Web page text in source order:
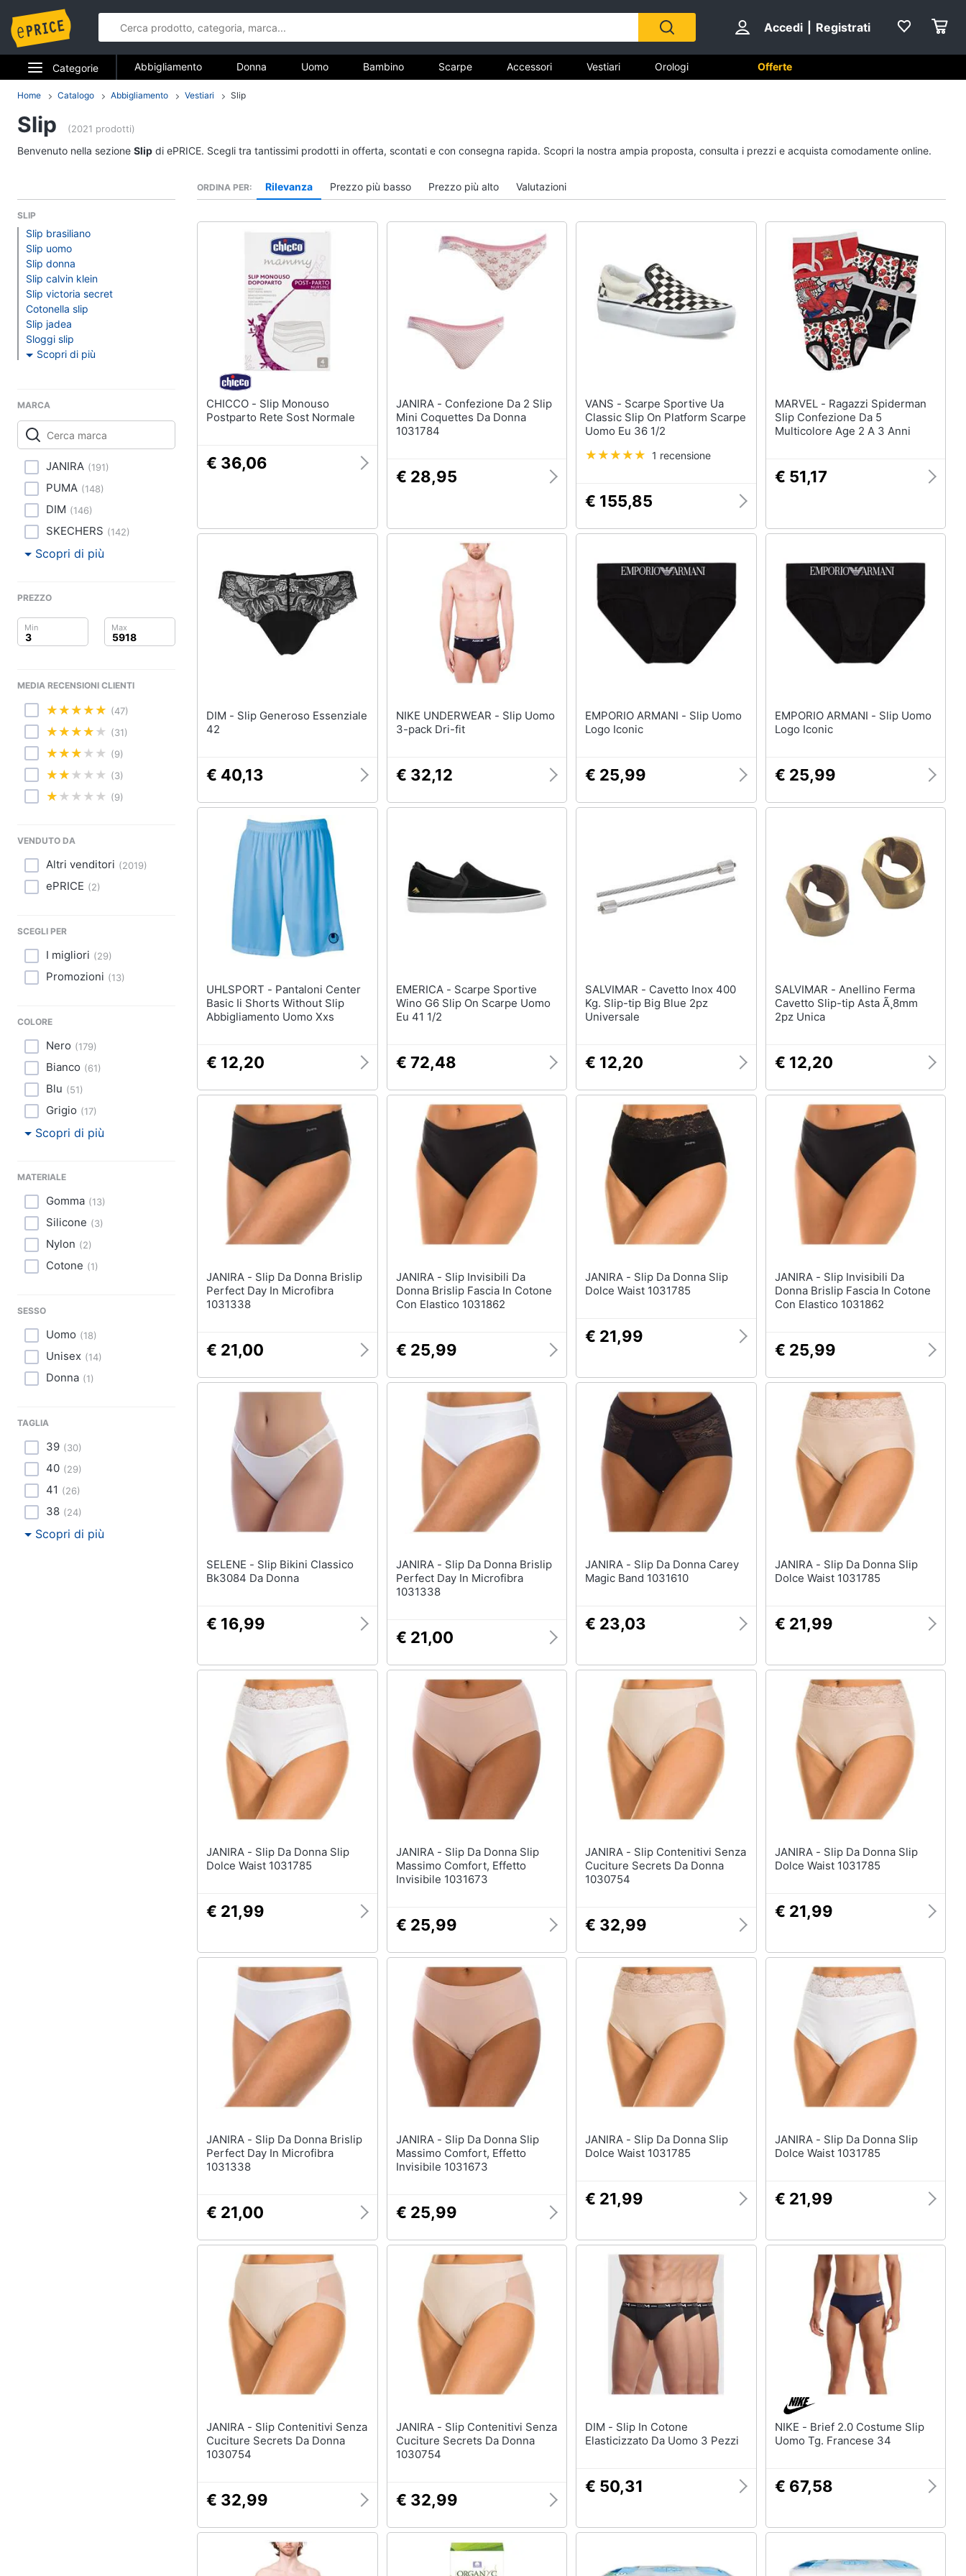
Accedi Registrati
Categorie
Elettrodomestici
Informatica
Videogiochi
Audio e musica
Clima
Arredo
Salute e igiene
Beauty
Giocattoli
Prima infanzia
Fotografia
Sport
Motori
Festività e ricorrenze
Abbigliamento
Top
Felpa donna
Cravatta
Giacca uomo
Sandali bambina
Copertina neonato
Vedi tutti
Ciabatte
Accessori
Sigaretta elettronica
Occhiali da vista
Occhiali da sole
Vedi tutti
T-shirt
Vedi tutti
Apple Watch
Vedi tutti
Gioielli
Orecchini
Vedi tutti
Abbigliamento Donna Uomo Bambino Scarpe Accessori Vestiari Orologi
Gioielli
Offerte
Home Catalogo Abbigliamento Vestiari Slip
Slip (2021 prodotti)
Benvenuto nella sezione Slip di ePRICE. Scegli tra tantissimi prodotti in offerta, scontati e con consegna rapida. Scopri la nostra ampia proposta, consulta i prezzi e acquista comodamente online.
SLIP
Slip brasiliano
Slip uomo
Slip donna
Slip calvin klein
Slip victoria secret
Cotonella slip
Slip jadea
Sloggi slip
Scopri di più
MARCA
JANIRA (191)
PUMA (148)
DIM (146)
SKECHERS (142)
Scopri di più
PREZZO
MEDIA RECENSIONI CLIENTI
(47)
(31)
(9)
(3)
(9)
VENDUTO DA
Altri venditori (2019)
ePRICE (2)
SCEGLI PER
I migliori (29)
Promozioni (13)
COLORE
Nero (179)
Bianco (61)
Blu (51)
Grigio (17)
Scopri di più
MATERIALE
Gomma (13)
Silicone (3)
Nylon (2)
Cotone (1)
SESSO
Uomo (18)
Unisex (14)
Donna (1)
TAGLIA
39 (30)
40 (29)
41 (26)
38 (24)
Scopri di più
ORDINA PER Rilevanza Prezzo più basso Prezzo più alto Valutazioni
CHICCO - Slip Monouso
Postparto Rete Sost Normale
€ 36,06
JANIRA - Confezione Da 2 Slip
Mini Coquettes Da Donna
1031784
€ 28,95
VANS - Scarpe Sportive Ua
Classic Slip On Platform Scarpe
Uomo Eu 36 1/2
1 recensione
€ 155,85
MARVEL - Ragazzi Spiderman
Slip Confezione Da 5
Multicolore Age 2 A 3 Anni
€ 51,17
DIM - Slip Generoso Essenziale
42
€ 40,13
NIKE UNDERWEAR - Slip Uomo
3-pack Dri-fit
€ 32,12
EMPORIO ARMANI - Slip Uomo
Logo Iconic
€ 25,99
EMPORIO ARMANI - Slip Uomo
Logo Iconic
€ 25,99
UHLSPORT - Pantaloni Center
Basic Ii Shorts Without Slip
Abbigliamento Uomo Xxs
€ 12,20
EMERICA - Scarpe Sportive
Wino G6 Slip On Scarpe Uomo
Eu 41 1/2
€ 72,48
SALVIMAR - Cavetto Inox 400
Kg. Slip-tip Big Blue 2pz
Universale
€ 12,20
SALVIMAR - Anellino Ferma
Cavetto Slip-tip Asta Ã¸8mm
2pz Unica
€ 12,20
JANIRA - Slip Da Donna Brislip
Perfect Day In Microfibra
1031338
€ 21,00
JANIRA - Slip Invisibili Da
Donna Brislip Fascia In Cotone
Con Elastico 1031862
€ 25,99
JANIRA - Slip Da Donna Slip
Dolce Waist 1031785
€ 21,99
JANIRA - Slip Invisibili Da
Donna Brislip Fascia In Cotone
Con Elastico 1031862
€ 25,99
SELENE - Slip Bikini Classico
Bk3084 Da Donna
€ 16,99
JANIRA - Slip Da Donna Brislip
Perfect Day In Microfibra
1031338
€ 21,00
JANIRA - Slip Da Donna Carey
Magic Band 1031610
€ 23,03
JANIRA - Slip Da Donna Slip
Dolce Waist 1031785
€ 21,99
JANIRA - Slip Da Donna Slip
Dolce Waist 1031785
€ 21,99
JANIRA - Slip Da Donna Slip
Massimo Comfort, Effetto
Invisibile 1031673
€ 25,99
JANIRA - Slip Contenitivi Senza
Cuciture Secrets Da Donna
1030754
€ 32,99
JANIRA - Slip Da Donna Slip
Dolce Waist 1031785
€ 21,99
JANIRA - Slip Da Donna Brislip
Perfect Day In Microfibra
1031338
€ 21,00
JANIRA - Slip Da Donna Slip
Massimo Comfort, Effetto
Invisibile 1031673
€ 25,99
JANIRA - Slip Da Donna Slip
Dolce Waist 1031785
€ 21,99
JANIRA - Slip Da Donna Slip
Dolce Waist 1031785
€ 21,99
JANIRA - Slip Contenitivi Senza
Cuciture Secrets Da Donna
1030754
€ 32,99
JANIRA - Slip Contenitivi Senza
Cuciture Secrets Da Donna
1030754
€ 32,99
DIM - Slip In Cotone
Elasticizzato Da Uomo 3 Pezzi
€ 50,31
NIKE - Brief 2.0 Costume Slip
Uomo Tg. Francese 34
€ 67,58